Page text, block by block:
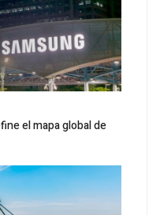
el mapa global de